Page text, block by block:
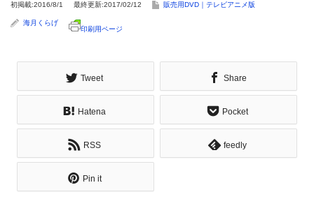
初掲載:2016/8/1 最終更新:2017/02/12 販売用DVD｜テレビアニメ版
海月くらげ
印刷用ページ
Tweet Share
Hatena Pocket
RSS feedly
Pin it